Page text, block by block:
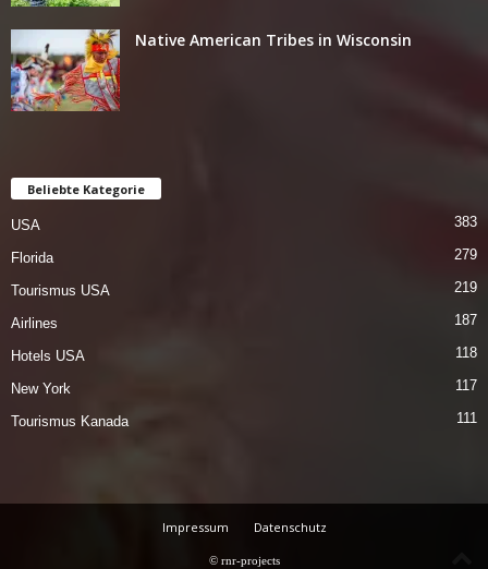
Native American Tribes in Wisconsin
Beliebte Kategorie
USA 383
Florida 279
Tourismus USA 219
Airlines 187
Hotels USA 118
New York 117
Tourismus Kanada 111
Impressum Datenschutz
© rnr-projects